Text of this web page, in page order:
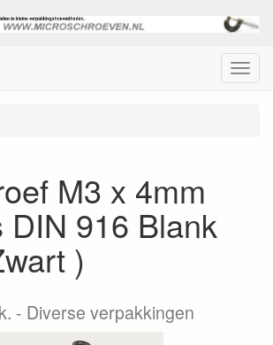
Menu
M3 x 4mm
DIN 916 Blank
)
Diverse verpakkingen